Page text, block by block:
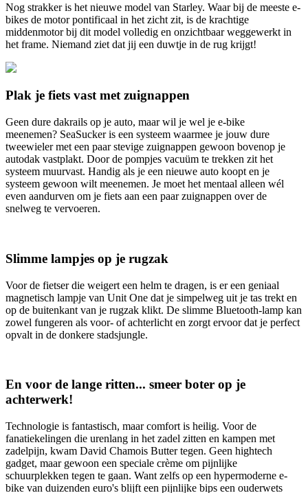
Nog strakker is het nieuwe model van Starley. Waar bij de meeste e-
bikes de motor pontificaal in het zicht zit, is de krachtige
middenmotor bij dit model volledig en onzichtbaar weggewerkt in
het frame. Niemand ziet dat jij een duwtje in de rug krijgt!
Plak je fiets vast met zuignappen
Geen dure dakrails op je auto, maar wil je wel je e-bike
meenemen? SeaSucker is een systeem waarmee je jouw dure
tweewieler met een paar stevige zuignappen gewoon bovenop je
autodak vastplakt. Door de pompjes vacuüm te trekken zit het
systeem muurvast. Handig als je een nieuwe auto koopt en je
systeem gewoon wilt meenemen. Je moet het mentaal alleen wél
even aandurven om je fiets aan een paar zuignappen over de
snelweg te vervoeren.
Slimme lampjes op je rugzak
Voor de fietser die weigert een helm te dragen, is er een geniaal
magnetisch lampje van Unit One dat je simpelweg uit je tas trekt en
op de buitenkant van je rugzak klikt. De slimme Bluetooth-lamp kan
zowel fungeren als voor- of achterlicht en zorgt ervoor dat je perfect
opvalt in de donkere stadsjungle.
En voor de lange ritten... smeer boter op je
achterwerk!
Technologie is fantastisch, maar comfort is heilig. Voor de
fanatiekelingen die urenlang in het zadel zitten en kampen met
zadelpijn, kwam David Chamois Butter tegen. Geen hightech
gadget, maar gewoon een speciale crème om pijnlijke
schuurplekken tegen te gaan. Want zelfs op een hypermoderne e-
bike van duizenden euro's blijft een pijnlijke bips een ouderwets